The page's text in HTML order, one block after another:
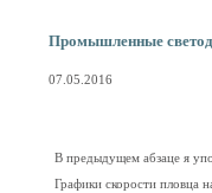
Промышленные
07.05.2016
В предыдущем абзаце я
Графики скорости пловца